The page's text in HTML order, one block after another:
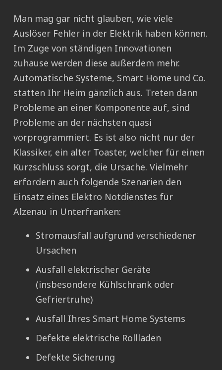
Man mag gar nicht glauben, wie viele
Auslöser Fehler in der Elektrik haben können.
Im Zuge von ständigen Innovationen
zuhause werden diese außerdem mehr.
Automatische Systeme, Smart Home und Co.
statten Ihr Heim gänzlich aus. Treten dann
Probleme an einer Komponente auf, sind
Probleme an der nächsten quasi
vorprogrammiert. Es ist also nicht nur der
Klassiker, ein alter Toaster, welcher für einen
Kurzschluss sorgt, die Ursache. Vielmehr
erfordern auch folgende Szenarien den
Einsatz eines Elektro Notdienstes für
Alzenau in Unterfranken:
Stromausfall aufgrund verschiedener
Ursachen
Ausfall elektrischer Geräte
(insbesondere Kühlschrank oder
Gefriertruhe)
Ausfall Ihres Smart Home Systems
Defekte elektrische Rollladen
Defekte Sicherung